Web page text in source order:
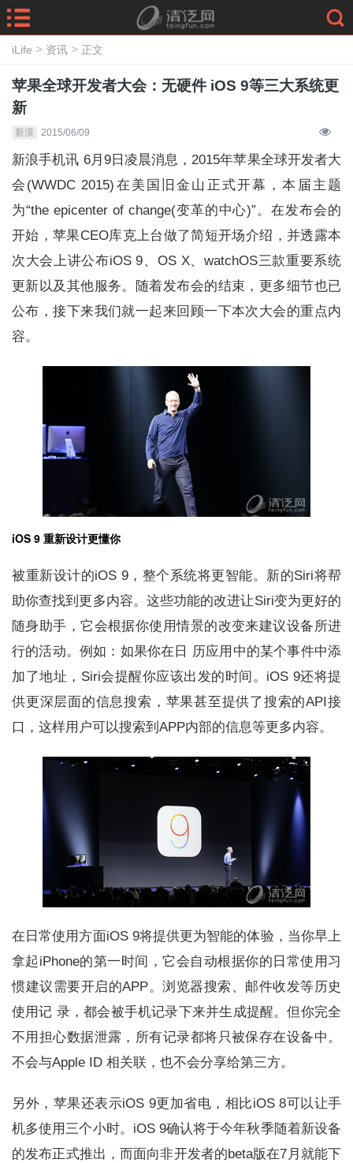
iLife > 资讯 > 正文
苹果全球开发者大会：无硬件 iOS 9等三大系统更
新
新浪 2015/06/09
新浪手机讯 6月9日凌晨消息，2015年苹果全球开发者大
会(WWDC 2015)在美国旧金山正式开幕，本届主题
为“the epicenter of change(变革的中心)”。在发布会的
开始，苹果CEO库克上台做了简短开场介绍，并透露本
次大会上讲公布iOS 9、OS X、watchOS三款重要系统
更新以及其他服务。随着发布会的结束，更多细节也已
公布，接下来我们就一起来回顾一下本次大会的重点内
容。
iOS 9 重新设计更懂你
被重新设计的iOS 9，整个系统将更智能。新的Siri将帮
助你查找到更多内容。这些功能的改进让Siri变为更好的
随身助手，它会根据你使用情景的改变来建议设备所进
行的活动。例如：如果你在日 历应用中的某个事件中添
加了地址，Siri会提醒你应该出发的时间。iOS 9还将提
供更深层面的信息搜索，苹果甚至提供了搜索的API接
口，这样用户可以搜索到APP内部的信息等更多内容。
在日常使用方面iOS 9将提供更为智能的体验，当你早上
拿起iPhone的第一时间，它会自动根据你的日常使用习
惯建议需要开启的APP。浏览器搜索、邮件收发等历史
使用记 录，都会被手机记录下来并生成提醒。但你完全
不用担心数据泄露，所有记录都将只被保存在设备中。
不会与Apple ID 相关联，也不会分享给第三方。
另外，苹果还表示iOS 9更加省电，相比iOS 8可以让手
机多使用三个小时。iOS 9确认将于今年秋季随着新设备
的发布正式推出，而面向非开发者的beta版在7月就能下